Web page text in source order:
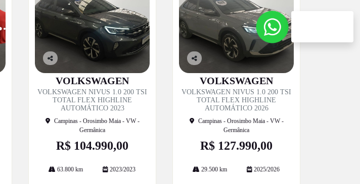
he
VOLKSWAGEN
VOLKSWAGEN NIVUS 1.0 200 TSI
TOTAL FLEX HIGHLINE
AUTOMÁTICO 2023
Campinas - Orosimbo Maia - VW -
Germânica
R$ 104.990,00
63.800 km 2023/2023
he
VOLKSWAGEN
VOLKSWAGEN NIVUS 1.0 200 TSI
TOTAL FLEX HIGHLINE
AUTOMÁTICO 2026
Campinas - Orosimbo Maia - VW -
Germânica
R$ 127.990,00
29.500 km 2025/2026